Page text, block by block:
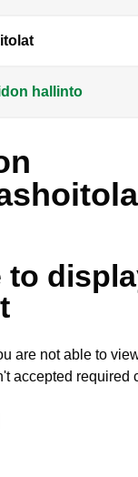
hallinto
to
are not able to
accepted required